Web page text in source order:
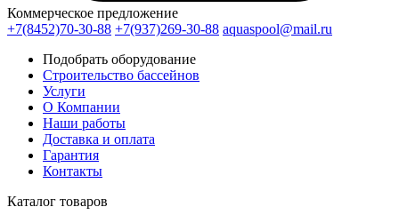
Коммерческое предложение
+7(8452)70-30-88 +7(937)269-30-88 aquaspool@mail.ru
Подобрать оборудование
Строительство бассейнов
Услуги
О Компании
Наши работы
Доставка и оплата
Гарантия
Контакты
Каталог товаров